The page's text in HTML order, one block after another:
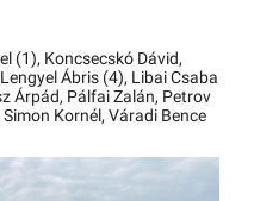
(1), Koncsecskó Dávid,
Lengyel Ábris (4), Libai Csaba
Árpád, Pálfai Zalán, Petrov
Simon Kornél, Váradi Bence